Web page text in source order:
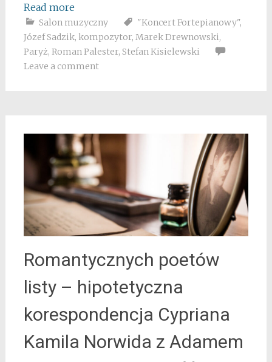
Read more
Salon muzyczny "Koncert Fortepianowy",
Józef Sadzik, kompozytor, Marek Drewnowski,
Paryż, Roman Palester, Stefan Kisielewski
Leave a comment
Romantycznych poetów
listy – hipotetyczna
korespondencja Cypriana
Kamila Norwida z Adamem